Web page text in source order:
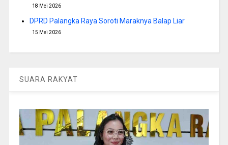
18 Mei 2026
DPRD Palangka Raya Soroti Maraknya Balap Liar
15 Mei 2026
SUARA RAKYAT